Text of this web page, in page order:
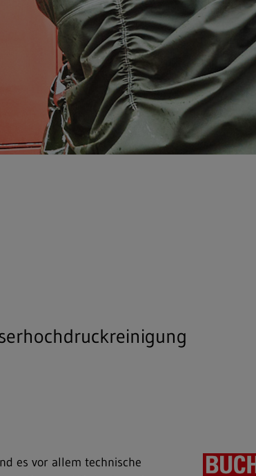
es vor allem technische